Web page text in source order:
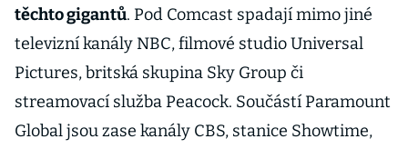
těchto gigantů. Pod Comcast spadají mimo jiné
televizní kanály NBC, filmové studio Universal
Pictures, britská skupina Sky Group či
streamovací služba Peacock. Součástí Paramount
Global jsou zase kanály CBS, stanice Showtime,